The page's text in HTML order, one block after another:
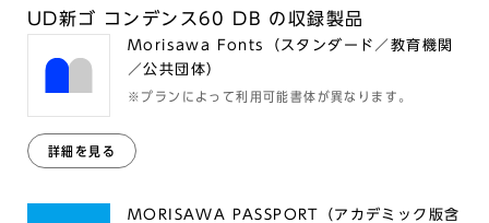
UD新ゴ コンデンス60 DB の収録製品
Morisawa Fonts（スタンダード／教育機関
／公共団体）
※プランによって利用可能書体が異なります。
詳細を見る
MORISAWA PASSPORT（アカデミック版含